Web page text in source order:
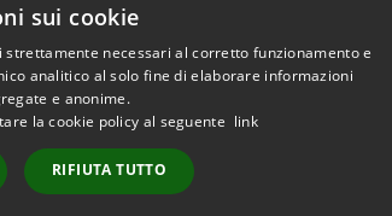
sui cookie
necessari al corretto funzionamento e
analitico al solo fine di elaborare informazioni
e anonime.
la cookie policy al seguente link
RIFIUTA TUTTO